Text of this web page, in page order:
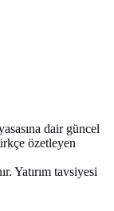
dair güncel
özetleyen
Yatırım tavsiyesi